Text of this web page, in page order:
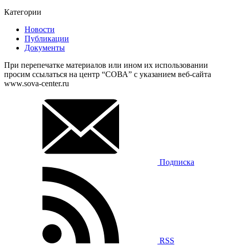
Категории
Новости
Публикации
Документы
При перепечатке материалов или ином их использовании
просим ссылаться на центр “СОВА” с указанием веб-сайта
www.sova-center.ru
Подписка
RSS